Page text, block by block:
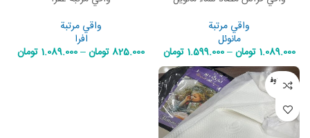
واقي مرتبة
مانوئل
1.089.000 تومان–
1.599.000 تومان
واقي مرتبة
افرا
825.000تومان–
1.089.000 تومان
غير متوف
ر